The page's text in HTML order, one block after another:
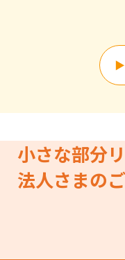
小さな部分
法人さまの